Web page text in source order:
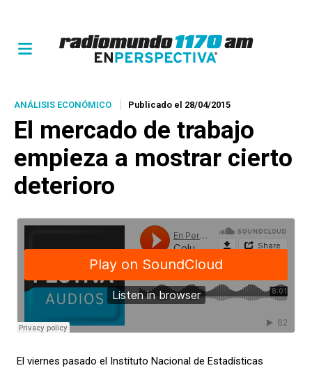
ANÁLISIS ECONÓMICO Publicado el 28/04/2015
El mercado de trabajo
empieza a mostrar cierto
deterioro
El viernes pasado el Instituto Nacional de Estadísticas